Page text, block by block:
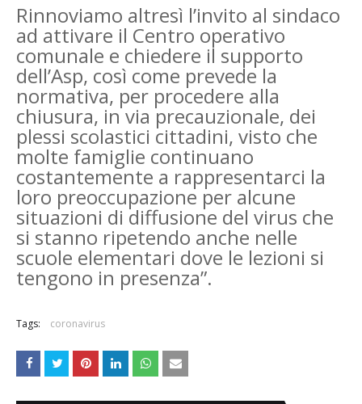
Rinnoviamo altresì l’invito al sindaco
ad attivare il Centro operativo
comunale e chiedere il supporto
dell’Asp, così come prevede la
normativa, per procedere alla
chiusura, in via precauzionale, dei
plessi scolastici cittadini, visto che
molte famiglie continuano
costantemente a rappresentarci la
loro preoccupazione per alcune
situazioni di diffusione del virus che
si stanno ripetendo anche nelle
scuole elementari dove le lezioni si
tengono in presenza”.
Tags: coronavirus